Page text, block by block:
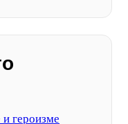
героизме